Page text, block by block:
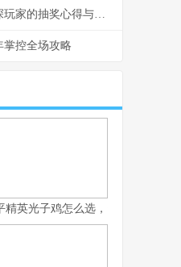
**王者水晶怎么抽，副标题资深玩家的抽奖心得与策略**
掌控全场攻略
的艺术
精英光子鸡怎么选，资深玩家的实